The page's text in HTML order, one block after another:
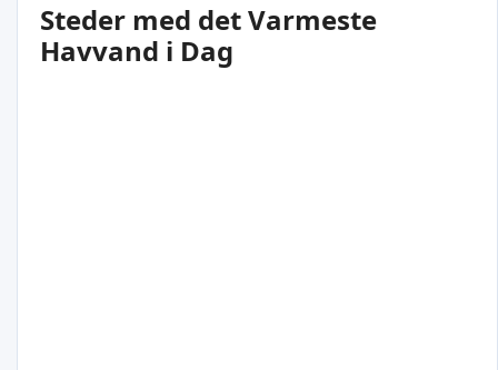
Steder med det Varmeste
Havvand i Dag